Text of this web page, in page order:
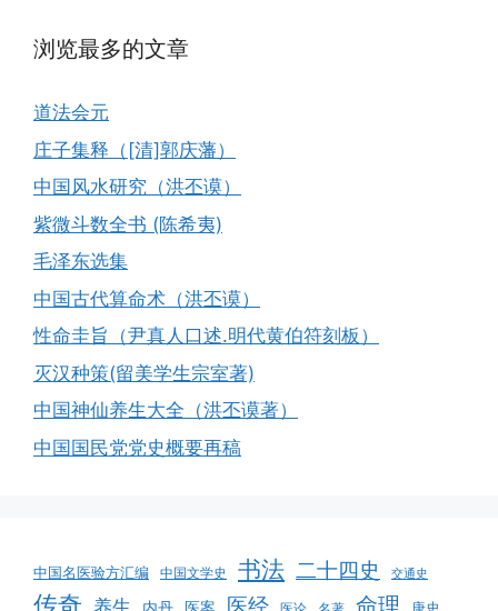
浏览最多的文章
道法会元
庄子集释（[清]郭庆藩）
中国风水研究（洪丕谟）
紫微斗数全书 (陈希夷)
毛泽东选集
中国古代算命术（洪丕谟）
性命圭旨（尹真人口述.明代黄伯符刻板）
灭汉种策(留美学生宗室著)
中国神仙养生大全（洪丕谟著）
中国国民党党史概要再稿
中国名医验方汇编 中国文学史 书法 二十四史 交通史
传奇 养生 内丹 医案 医经 命理 唐史